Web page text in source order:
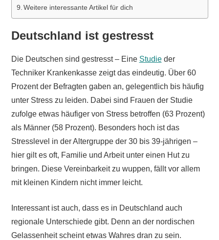
Weitere interessante Artikel für dich
Deutschland ist gestresst
Die Deutschen sind gestresst – Eine Studieder
Techniker Krankenkasse zeigt das eindeutig. Über 60
Prozent der Befragten gaben an, gelegentlich bis häufig
unter Stress zu leiden. Dabei sind Frauen der Studie
zufolge etwas häufiger von Stress betroffen (63 Prozent)
als Männer (58 Prozent). Besonders hoch ist das
Stresslevel in der Altergruppe der 30 bis 39-jährigen –
hier gilt es oft, Familie und Arbeit unter einen Hut zu
bringen. Diese Vereinbarkeit zu wuppen, fällt vor allem
mit kleinen Kindern nicht immer leicht.
Interessant ist auch, dass es in Deutschland auch
regionale Unterschiede gibt. Denn an der nordischen
Gelassenheit scheint etwas Wahres dran zu sein.